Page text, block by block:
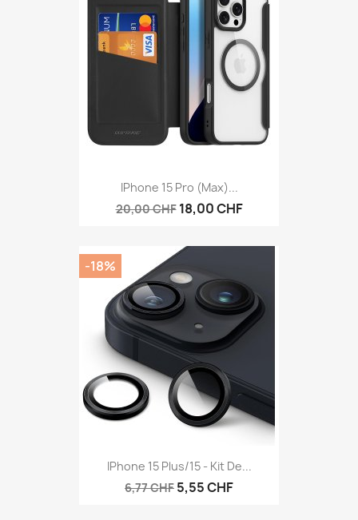
IPhone 15 Pro (Max)...
20,00 CHF 18,00 CHF
IPhone 15 Plus/15 - Kit De...
6,77 CHF 5,55 CHF
-18%